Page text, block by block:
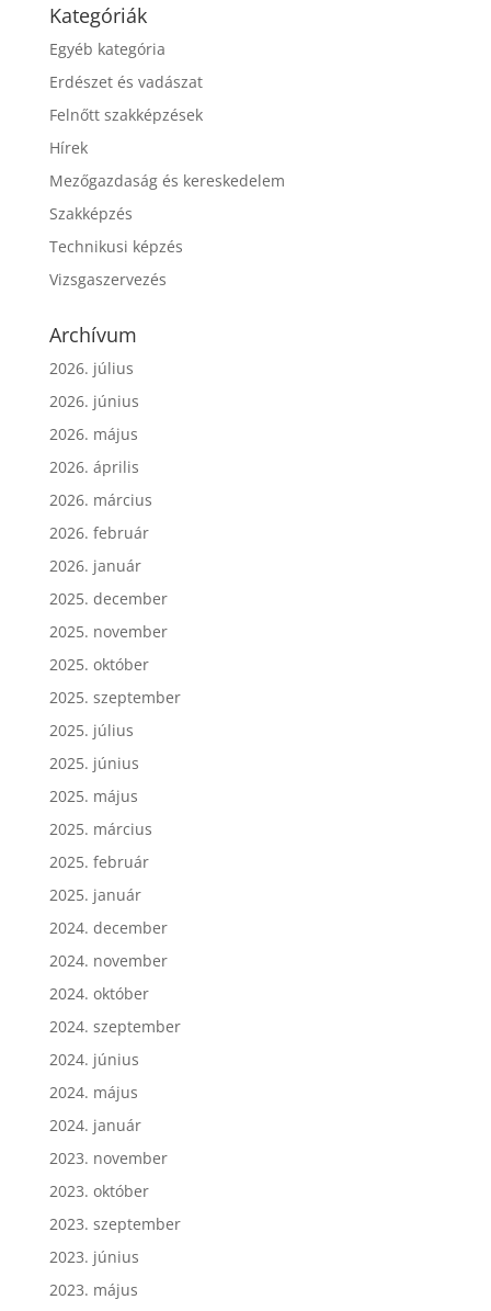
Kategóriák
Egyéb kategória
Erdészet és vadászat
Felnőtt szakképzések
Hírek
Mezőgazdaság és kereskedelem
Szakképzés
Technikusi képzés
Vizsgaszervezés
Archívum
2026. július
2026. június
2026. május
2026. április
2026. március
2026. február
2026. január
2025. december
2025. november
2025. október
2025. szeptember
2025. július
2025. június
2025. május
2025. március
2025. február
2025. január
2024. december
2024. november
2024. október
2024. szeptember
2024. június
2024. május
2024. január
2023. november
2023. október
2023. szeptember
2023. június
2023. május